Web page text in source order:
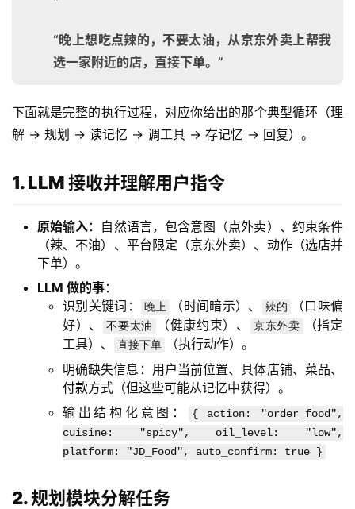
“晚上想吃点辣的，不要太油，从京东外卖上帮我
选一家附近的店，直接下单。”
下面就是完整的执行过程，对应你给出的那个典型循环（理
解 → 规划 → 读记忆 → 调工具 → 存记忆 → 回复）。
1. LLM 接收并理解用户指令
原始输入：自然语言，包含意图（点外卖）、约束条件
（辣、不油）、平台限定（京东外卖）、动作（选店并
下单）。
LLM 做的事：
识别关键词：
晚上 （时间暗示）、 辣的
（口味偏
好）、
不要太油 （健康约束）、 京东外卖
（指定
工具）、
直接下单
（执行动作）。
明确缺失信息：用户当前位置、具体店铺、菜品、
付款方式（但这些可能从记忆中获得）。
输出结构化意图：
{ action: "order_food",
cuisine: "spicy", oil_level: "low",
platform: "JD_Food", auto_confirm: true }
2. 规划模块分解任务